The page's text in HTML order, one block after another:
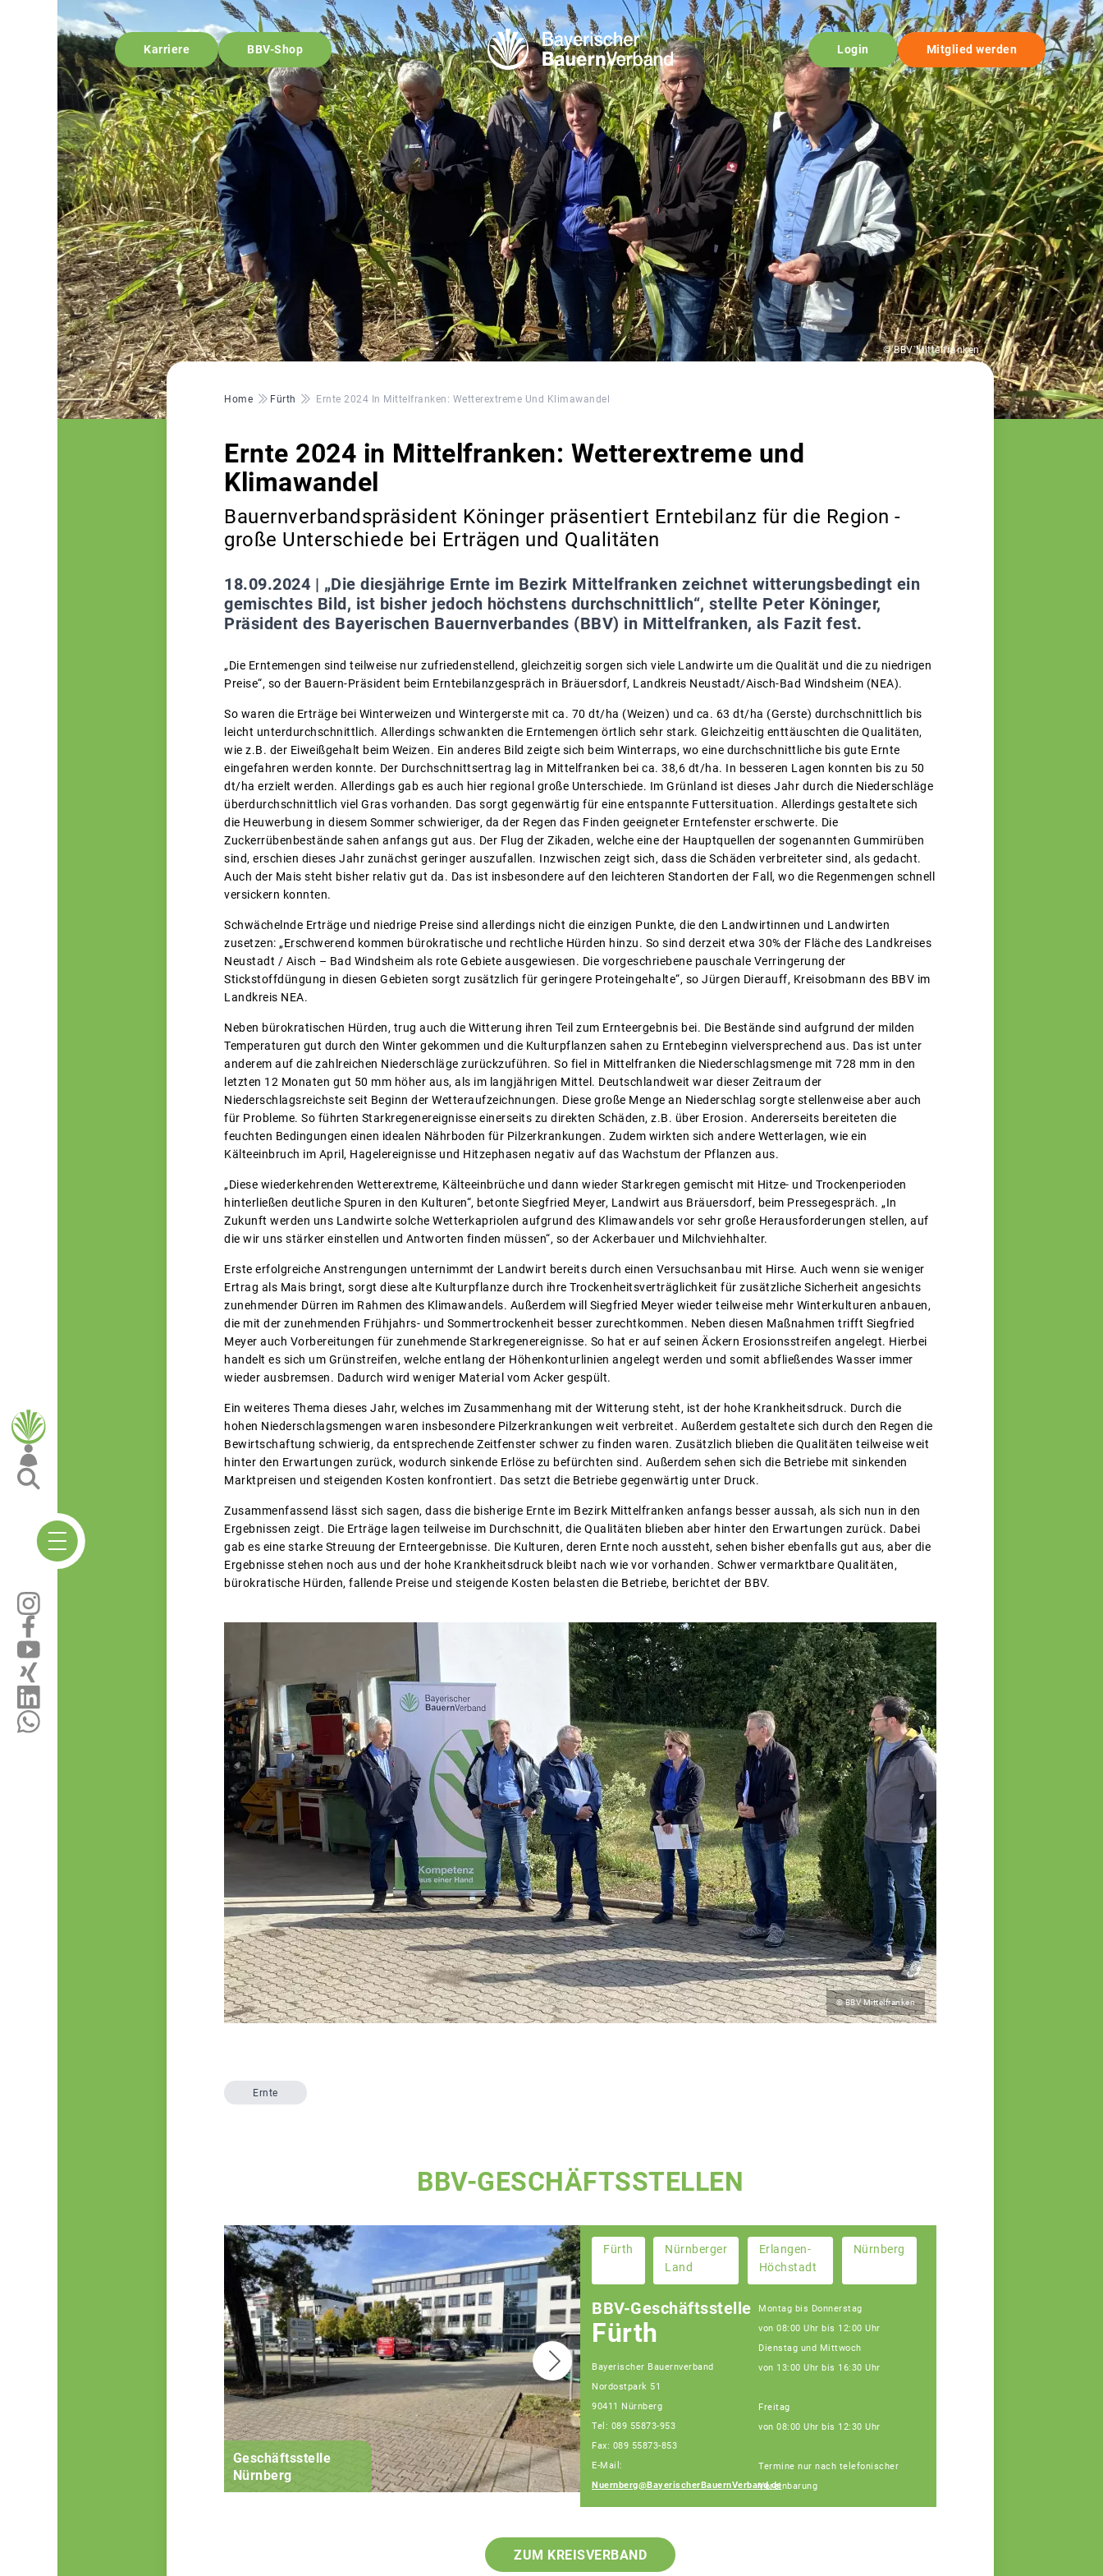
Karriere BBV-Shop Login Mitglied werden
© BBV Mittelfranken
Pfadnavigation
Home Fürth Ernte 2024 In Mittelfranken: Wetterextreme Und Klimawandel
Ernte 2024 in Mittelfranken: Wetterextreme und
Klimawandel
Bauernverbandspräsident Köninger präsentiert Erntebilanz für die Region -
große Unterschiede bei Erträgen und Qualitäten
18.09.2024 | „Die diesjährige Ernte im Bezirk Mittelfranken zeichnet witterungsbedingt ein
gemischtes Bild, ist bisher jedoch höchstens durchschnittlich“, stellte Peter Köninger,
Präsident des Bayerischen Bauernverbandes (BBV) in Mittelfranken, als Fazit fest.
„Die Erntemengen sind teilweise nur zufriedenstellend, gleichzeitig sorgen sich viele Landwirte um die Qualität und die zu niedrigen
Preise“, so der Bauern-Präsident beim Erntebilanzgespräch in Bräuersdorf, Landkreis Neustadt/Aisch-Bad Windsheim (NEA).
So waren die Erträge bei Winterweizen und Wintergerste mit ca. 70 dt/ha (Weizen) und ca. 63 dt/ha (Gerste) durchschnittlich bis
leicht unterdurchschnittlich. Allerdings schwankten die Erntemengen örtlich sehr stark. Gleichzeitig enttäuschten die Qualitäten,
wie z.B. der Eiweißgehalt beim Weizen. Ein anderes Bild zeigte sich beim Winterraps, wo eine durchschnittliche bis gute Ernte
eingefahren werden konnte. Der Durchschnittsertrag lag in Mittelfranken bei ca. 38,6 dt/ha. In besseren Lagen konnten bis zu 50
dt/ha erzielt werden. Allerdings gab es auch hier regional große Unterschiede. Im Grünland ist dieses Jahr durch die Niederschläge
überdurchschnittlich viel Gras vorhanden. Das sorgt gegenwärtig für eine entspannte Futtersituation. Allerdings gestaltete sich
die Heuwerbung in diesem Sommer schwieriger, da der Regen das Finden geeigneter Erntefenster erschwerte. Die
Zuckerrübenbestände sahen anfangs gut aus. Der Flug der Zikaden, welche eine der Hauptquellen der sogenannten Gummirüben
sind, erschien dieses Jahr zunächst geringer auszufallen. Inzwischen zeigt sich, dass die Schäden verbreiteter sind, als gedacht.
Auch der Mais steht bisher relativ gut da. Das ist insbesondere auf den leichteren Standorten der Fall, wo die Regenmengen schnell
versickern konnten.
Schwächelnde Erträge und niedrige Preise sind allerdings nicht die einzigen Punkte, die den Landwirtinnen und Landwirten
zusetzen: „Erschwerend kommen bürokratische und rechtliche Hürden hinzu. So sind derzeit etwa 30% der Fläche des Landkreises
Neustadt / Aisch – Bad Windsheim als rote Gebiete ausgewiesen. Die vorgeschriebene pauschale Verringerung der
Stickstoffdüngung in diesen Gebieten sorgt zusätzlich für geringere Proteingehalte“, so Jürgen Dierauff, Kreisobmann des BBV im
Landkreis NEA.
Neben bürokratischen Hürden, trug auch die Witterung ihren Teil zum Ernteergebnis bei. Die Bestände sind aufgrund der milden
Temperaturen gut durch den Winter gekommen und die Kulturpflanzen sahen zu Erntebeginn vielversprechend aus. Das ist unter
anderem auf die zahlreichen Niederschläge zurückzuführen. So fiel in Mittelfranken die Niederschlagsmenge mit 728 mm in den
letzten 12 Monaten gut 50 mm höher aus, als im langjährigen Mittel. Deutschlandweit war dieser Zeitraum der
Niederschlagsreichste seit Beginn der Wetteraufzeichnungen. Diese große Menge an Niederschlag sorgte stellenweise aber auch
für Probleme. So führten Starkregenereignisse einerseits zu direkten Schäden, z.B. über Erosion. Andererseits bereiteten die
feuchten Bedingungen einen idealen Nährboden für Pilzerkrankungen. Zudem wirkten sich andere Wetterlagen, wie ein
Kälteeinbruch im April, Hagelereignisse und Hitzephasen negativ auf das Wachstum der Pflanzen aus.
„Diese wiederkehrenden Wetterextreme, Kälteeinbrüche und dann wieder Starkregen gemischt mit Hitze- und Trockenperioden
hinterließen deutliche Spuren in den Kulturen“, betonte Siegfried Meyer, Landwirt aus Bräuersdorf, beim Pressegespräch. „In
Zukunft werden uns Landwirte solche Wetterkapriolen aufgrund des Klimawandels vor sehr große Herausforderungen stellen, auf
die wir uns stärker einstellen und Antworten finden müssen“, so der Ackerbauer und Milchviehhalter.
Erste erfolgreiche Anstrengungen unternimmt der Landwirt bereits durch einen Versuchsanbau mit Hirse. Auch wenn sie weniger
Ertrag als Mais bringt, sorgt diese alte Kulturpflanze durch ihre Trockenheitsverträglichkeit für zusätzliche Sicherheit angesichts
zunehmender Dürren im Rahmen des Klimawandels. Außerdem will Siegfried Meyer wieder teilweise mehr Winterkulturen anbauen,
die mit der zunehmenden Frühjahrs- und Sommertrockenheit besser zurechtkommen. Neben diesen Maßnahmen trifft Siegfried
Meyer auch Vorbereitungen für zunehmende Starkregenereignisse. So hat er auf seinen Äckern Erosionsstreifen angelegt. Hierbei
handelt es sich um Grünstreifen, welche entlang der Höhenkonturlinien angelegt werden und somit abfließendes Wasser immer
wieder ausbremsen. Dadurch wird weniger Material vom Acker gespült.
Ein weiteres Thema dieses Jahr, welches im Zusammenhang mit der Witterung steht, ist der hohe Krankheitsdruck. Durch die
hohen Niederschlagsmengen waren insbesondere Pilzerkrankungen weit verbreitet. Außerdem gestaltete sich durch den Regen die
Bewirtschaftung schwierig, da entsprechende Zeitfenster schwer zu finden waren. Zusätzlich blieben die Qualitäten teilweise weit
hinter den Erwartungen zurück, wodurch sinkende Erlöse zu befürchten sind. Außerdem sehen sich die Betriebe mit sinkenden
Marktpreisen und steigenden Kosten konfrontiert. Das setzt die Betriebe gegenwärtig unter Druck.
Zusammenfassend lässt sich sagen, dass die bisherige Ernte im Bezirk Mittelfranken anfangs besser aussah, als sich nun in den
Ergebnissen zeigt. Die Erträge lagen teilweise im Durchschnitt, die Qualitäten blieben aber hinter den Erwartungen zurück. Dabei
gab es eine starke Streuung der Ernteergebnisse. Die Kulturen, deren Ernte noch aussteht, sehen bisher ebenfalls gut aus, aber die
Ergebnisse stehen noch aus und der hohe Krankheitsdruck bleibt nach wie vor vorhanden. Schwer vermarktbare Qualitäten,
bürokratische Hürden, fallende Preise und steigende Kosten belasten die Betriebe, berichtet der BBV.
© BBV Mittelfranken
Ernte
BBV-GESCHÄFTSSTELLEN
Geschäftsstelle
Nürnberg
Christian Huber
Fürth
Nürnberger
Land
Erlangen-
Höchstadt
Nürnberg
BBV-Geschäftsstelle
Fürth
Bayerischer Bauernverband
Nordostpark 51
90411 Nürnberg
Tel: 089 55873-953
Fax: 089 55873-853
E-Mail:
Nuernberg@BayerischerBauernVerband.de
Montag bis Donnerstag
von 08:00 Uhr bis 12:00 Uhr
Dienstag und Mittwoch
von 13:00 Uhr bis 16:30 Uhr
Freitag
von 08:00 Uhr bis 12:30 Uhr
Termine nur nach telefonischer
Vereinbarung
ZUM KREISVERBAND